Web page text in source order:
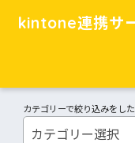
kintone連携サ
カテゴリーで絞り込みをし